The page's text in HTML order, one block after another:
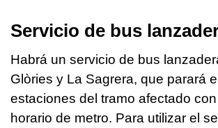
Servicio de bus
Habrá un servicio de bus
Glòries y La Sagrera, que parará
estaciones del tramo afectado
horario de metro. Para utilizar el